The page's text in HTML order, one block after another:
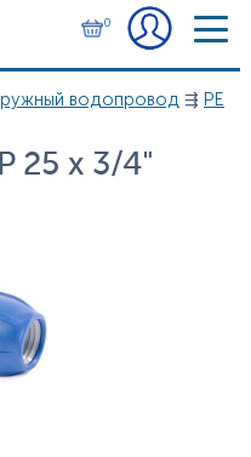
0
водопровод ⇶ PE
25 x 3/4"